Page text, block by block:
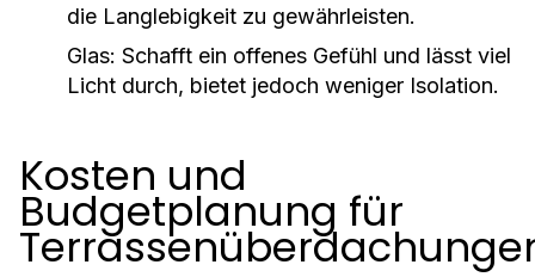
die Langlebigkeit zu gewährleisten.
Glas: Schafft ein offenes Gefühl und lässt viel
Licht durch, bietet jedoch weniger Isolation.
Kosten und
Budgetplanung für